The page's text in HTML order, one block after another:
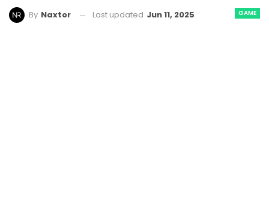
GAME
By Naxtor Last updated Jun 11, 2025